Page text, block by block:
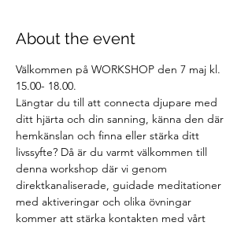
About the event
Välkommen på WORKSHOP den 7 maj kl.
15.00- 18.00.
Längtar du till att connecta djupare med
ditt hjärta och din sanning, känna den där
hemkänslan och finna eller stärka ditt
livssyfte? Då är du varmt välkommen till
denna workshop där vi genom
direktkanaliserade, guidade meditationer
med aktiveringar och olika övningar
kommer att stärka kontakten med vårt